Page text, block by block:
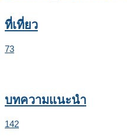
ที่เที่ยว
73
บทความแนะนำ
142